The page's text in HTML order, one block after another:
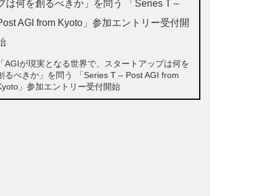
「AGIが現実となる世界で、スタートアップは何を
るべきか」を問う 「Series T – Post AGI from
」参加エントリー受付開始